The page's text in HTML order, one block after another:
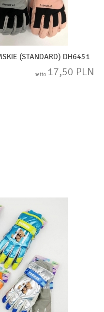
(STANDARD) DH6451
netto 17,50 PLN